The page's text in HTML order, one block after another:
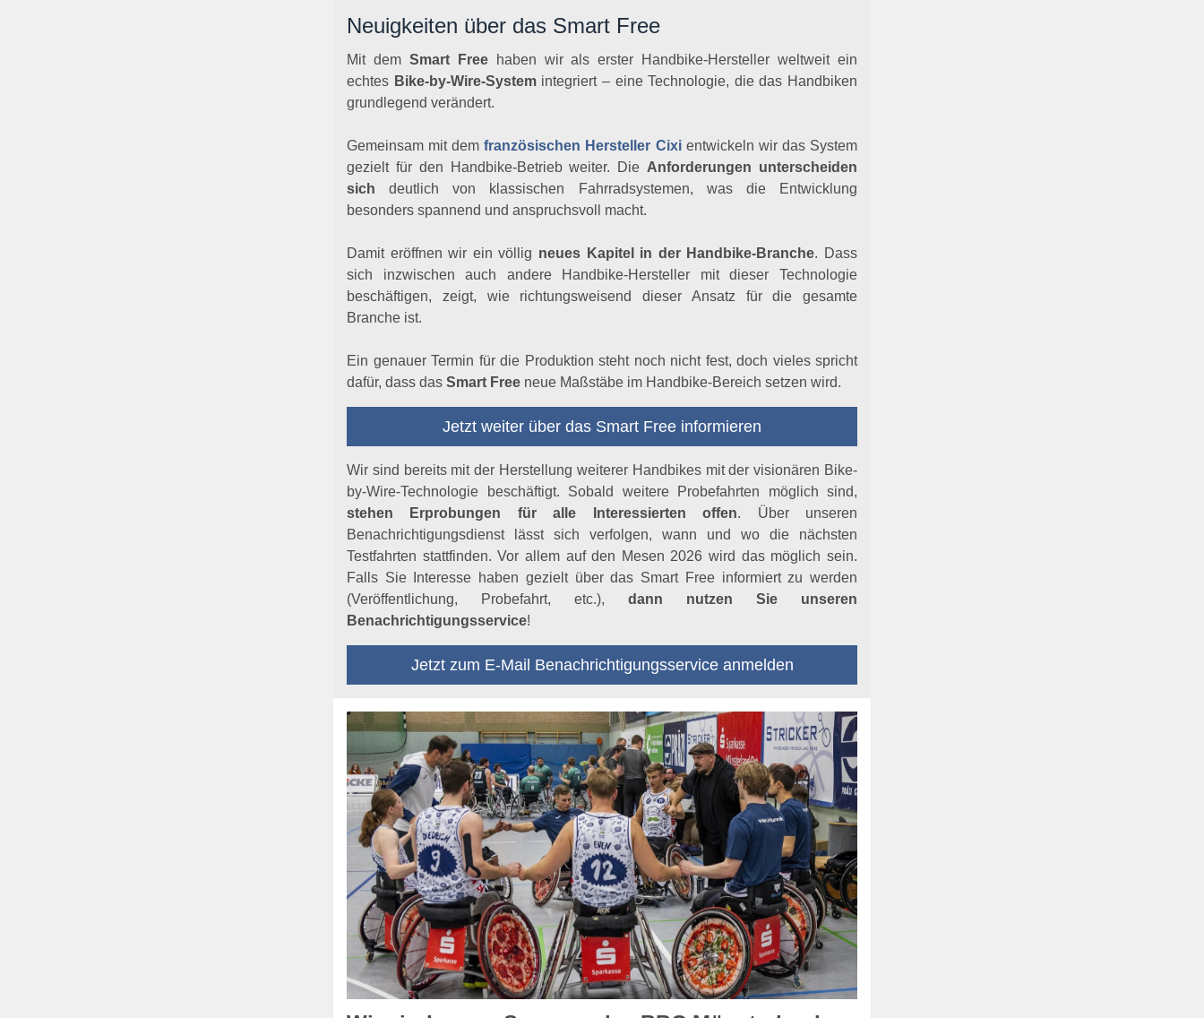
Neuigkeiten über das Smart Free
Mit dem Smart Freehaben wir als erster Handbike-Hersteller weltweit ein
echtes Bike-by-Wire-Systemintegriert – eine Technologie, die das Handbiken
grundlegend verändert.
Gemeinsam mit demfranzösischen Hersteller Cixientwickeln wir das System
gezielt für den Handbike-Betrieb weiter. Die Anforderungen unterscheiden
sich deutlich von klassischen Fahrradsystemen, was die Entwicklung
besonders spannend und anspruchsvoll macht.
Damit eröffnen wir ein völlig neues Kapitel in der Handbike-Branche. Dass
sich inzwischen auch andere Handbike-Hersteller mit dieser Technologie
beschäftigen, zeigt, wie richtungsweisend dieser Ansatz für die gesamte
Branche ist.
Ein genauer Termin für die Produktion steht noch nicht fest, doch vieles spricht
dafür, dass das Smart Free neue Maßstäbe im Handbike-Bereich setzen wird.
Jetzt weiter über das Smart Free informieren
Wir sind bereits mit der Herstellung weiterer Handbikes mit der visionären Bike-
by-Wire-Technologie beschäftigt. Sobald weitere Probefahrten möglich sind,
stehen Erprobungen für alle Interessierten offen. Über unseren
Benachrichtigungsdienst lässt sich verfolgen, wann und wo die nächsten
Testfahrten stattfinden. Vor allem auf den Mesen 2026 wird das möglich sein.
Falls Sie Interesse haben gezielt über das Smart Free informiert zu werden
(Veröffentlichung, Probefahrt, etc.), dann nutzen Sie unseren
Benachrichtigungsservice!
Jetzt zum E-Mail Benachrichtigungsservice anmelden